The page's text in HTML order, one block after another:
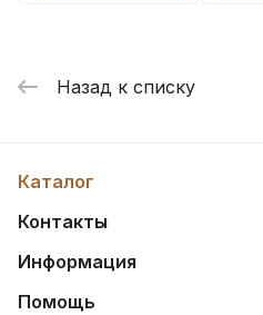
Назад к списку
Каталог
Контакты
Информация
Помощь